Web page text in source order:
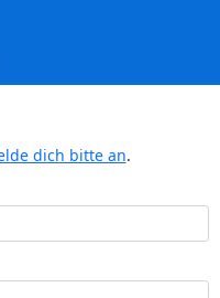
dich bitte an.